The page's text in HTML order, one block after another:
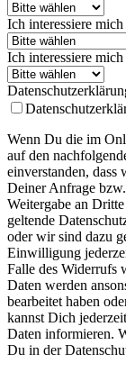
Ich interessiere
Ich interessiere
Wenn Du die im
auf den
einverstanden,
Deiner Anfrage
Weitergabe an
geltende
oder wir sind dazu
Einwilligung
Falle des Widerrufs
Daten werden
bearbeitet haben
kannst Dich
Daten informieren.
Du in der